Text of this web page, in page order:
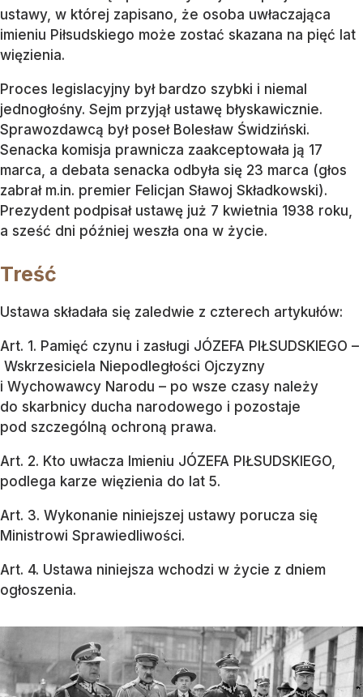
ustawy, w której zapisano, że osoba uwłaczająca
imieniu Piłsudskiego może zostać skazana na pięć lat
więzienia.
Proces legislacyjny był bardzo szybki i niemal
jednogłośny. Sejm przyjął ustawę błyskawicznie.
Sprawozdawcą był poseł Bolesław Świdziński.
Senacka komisja prawnicza zaakceptowała ją 17
marca, a debata senacka odbyła się 23 marca (głos
zabrał m.in. premier Felicjan Sławoj Składkowski).
Prezydent podpisał ustawę już 7 kwietnia 1938 roku,
a sześć dni później weszła ona w życie.
Treść
Ustawa składała się zaledwie z czterech artykułów:
Art. 1. Pamięć czynu i zasługi JÓZEFA PIŁSUDSKIEGO –
Wskrzesiciela Niepodległości Ojczyzny
i Wychowawcy Narodu – po wsze czasy należy
do skarbnicy ducha narodowego i pozostaje
pod szczególną ochroną prawa.
Art. 2. Kto uwłacza Imieniu JÓZEFA PIŁSUDSKIEGO,
podlega karze więzienia do lat 5.
Art. 3. Wykonanie niniejszej ustawy porucza się
Ministrowi Sprawiedliwości.
Art. 4. Ustawa niniejsza wchodzi w życie z dniem
ogłoszenia.